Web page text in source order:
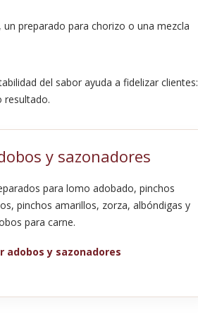
preparado para chorizo o una mezcla
del sabor ayuda a fidelizar clientes:
resultado.
y sazonadores
para lomo adobado, pinchos
pinchos amarillos, zorza, albóndigas y
para carne.
adobos y sazonadores